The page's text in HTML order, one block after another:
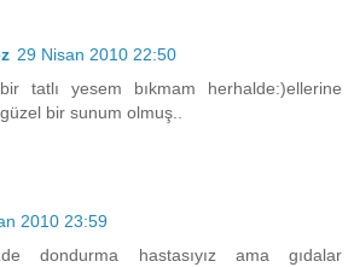
29 Nisan 2010 22:50
tatlı yesem bıkmam herhalde:)ellerine
bir sunum olmuş..
2010 23:59
dondurma hastasıyız ama gıdalar